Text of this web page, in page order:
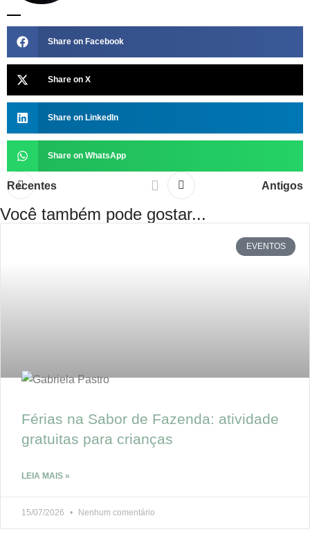
Share on Facebook
Share on X
Share on LinkedIn
Share on WhatsApp
Recentes Antigos
Você também pode gostar...
EVENTOS
Férias na Sabor de Fazenda: atividade
gratuitas para crianças
LEIA MAIS »
15/07/2026 Nenhum comentário